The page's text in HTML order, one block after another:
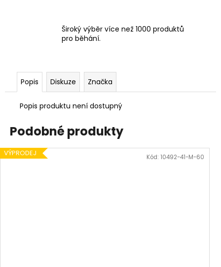
Široký výběr více než 1000 produktů
pro běhání.
Popis Diskuze Značka
Popis produktu není dostupný
Podobné produkty
VÝPRODEJ Kód: 10492-41-M-60